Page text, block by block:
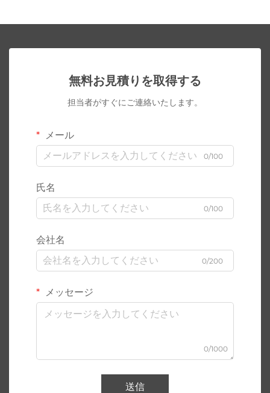
無料お見積りを取得する
担当者がすぐにご連絡いたします。
メール
0/100
氏名
0/100
会社名
0/200
メッセージ
0/1000
送信